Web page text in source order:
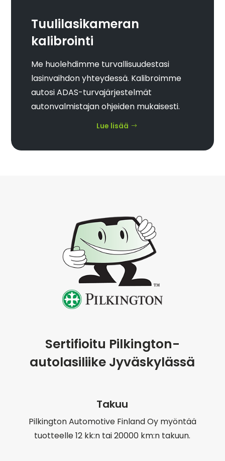
Tuulilasikameran
kalibrointi
Me huolehdimme turvallisuudestasi
lasinvaihdon yhteydessä. Kalibroimme
autosi ADAS-turvajärjestelmät
autonvalmistajan ohjeiden mukaisesti.
Lue lisää
Sertifioitu Pilkington-
autolasiliike Jyväskylässä
Takuu
Pilkington Automotive Finland Oy myöntää
tuotteelle 12 kk:n tai 20000 km:n takuun.